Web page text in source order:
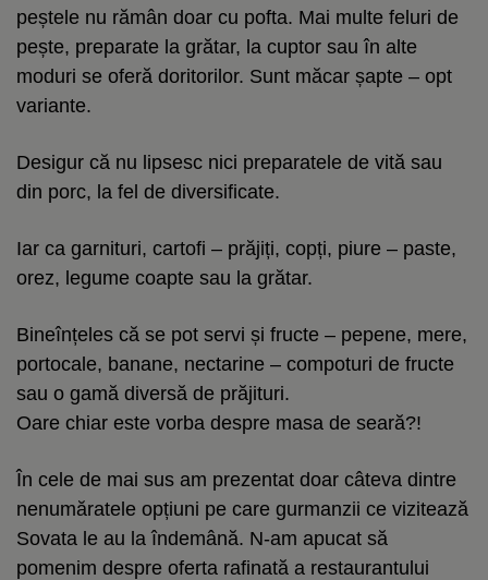
peștele nu rămân doar cu pofta. Mai multe feluri de
pește, preparate la grătar, la cuptor sau în alte
moduri se oferă doritorilor. Sunt măcar șapte – opt
variante.
Desigur că nu lipsesc nici preparatele de vită sau
din porc, la fel de diversificate.
Iar ca garnituri, cartofi – prăjiți, copți, piure – paste,
orez, legume coapte sau la grătar.
Bineînțeles că se pot servi și fructe – pepene, mere,
portocale, banane, nectarine – compoturi de fructe
sau o gamă diversă de prăjituri.
Oare chiar este vorba despre masa de seară?!
În cele de mai sus am prezentat doar câteva dintre
nenumăratele opțiuni pe care gurmanzii ce vizitează
Sovata le au la îndemână. N-am apucat să
pomenim despre oferta rafinată a restaurantului